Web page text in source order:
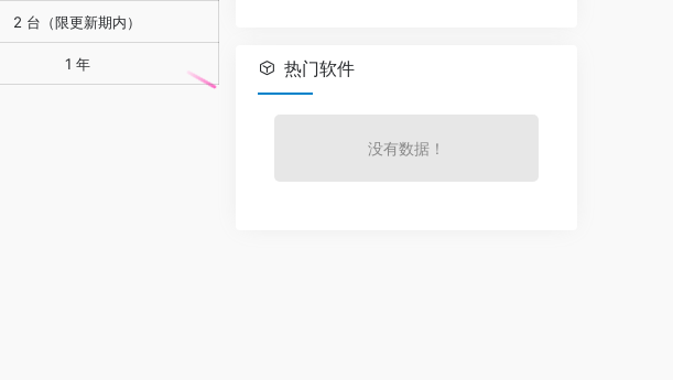
2 台（限更新期内）
1 年 热门软件
没有数据！